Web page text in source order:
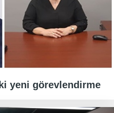
yeni görevlendirme